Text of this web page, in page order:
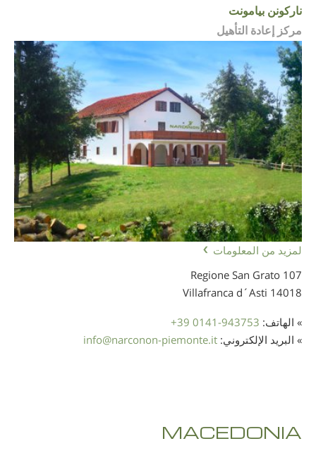
ناركونن بيامونت
مركز إعادة التأهيل
لمزيد من المعلومات
Regione San Grato 107
14018 Villafranca d´Asti
» الهاتف: +39 0141-943753
» البريد الإلكتروني:
info@narconon-piemonte.it
MACEDONIA